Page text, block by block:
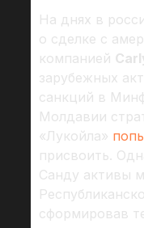
На днях в
о сделке с
компанией
зарубежных
санкций в
Молдавии
«Лукойла»
присвоить.
Санду активы
сформировав